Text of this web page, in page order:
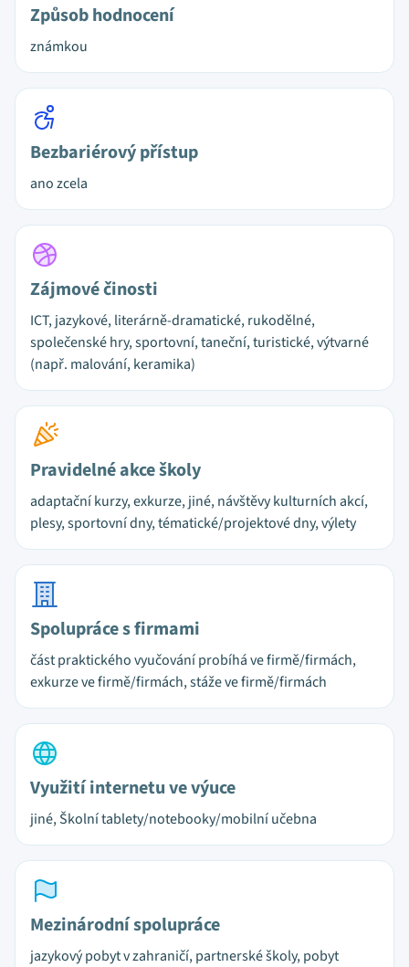
Způsob hodnocení
známkou
Bezbariérový přístup
ano zcela
Zájmové činosti
ICT, jazykové, literárně-dramatické, rukodělné,
společenské hry, sportovní, taneční, turistické, výtvarné
(např. malování, keramika)
Pravidelné akce školy
adaptační kurzy, exkurze, jiné, návštěvy kulturních akcí,
plesy, sportovní dny, tématické/projektové dny, výlety
Spolupráce s firmami
část praktického vyučování probíhá ve firmě/firmách,
exkurze ve firmě/firmách, stáže ve firmě/firmách
Využití internetu ve výuce
jiné, Školní tablety/notebooky/mobilní učebna
Mezinárodní spolupráce
jazykový pobyt v zahraničí, partnerské školy, pobyt